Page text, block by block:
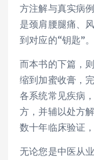
方注解与真实病
是颈肩腰腿痛、
到对应的“钥匙”。
而本书的下篇，
缩到加蜜收膏，
各系统常见疾病
方，并辅以处方
数十年临床验证，
无论您是中医从